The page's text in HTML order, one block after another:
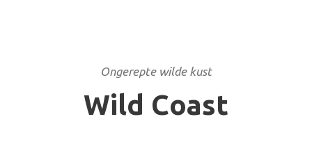
Ongerepte wilde kust
Wild Coast